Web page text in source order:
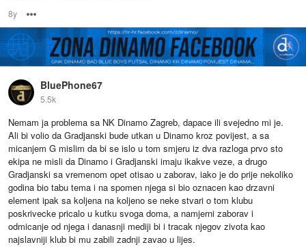
8y
BluePhone67
5.5k
Nemam ja problema sa NK Dinamo Zagreb, dapace ili svejedno mi je.
Ali bi volio da Gradjanski bude utkan u Dinamo kroz povijest, a sa
micanjem G mislim da bi se islo u tom smjeru iz dva razloga prvo sto
ekipa ne misli da Dinamo i Gradjanski imaju ikakve veze, a drugo
Gradjanski sa vremenom opet otisao u zaborav, iako je do prije nekoliko
godina bio tabu tema i na spomen njega si bio oznacen kao drzavni
element ipak sa koljena na koljeno se neke stvari o tom klubu
poskrivecke pricalo u kutku svoga doma, a namjerni zaborav i
odmicanje od njega i danasnji mediji bi i tracak njegov zivota kao
najslavniji klub bi mu zabili zadnji zavao u lijes.